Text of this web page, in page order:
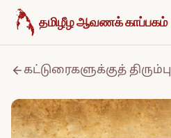
உள்ளடக்கத்திற்குச் செல்க
தமிழீழ ஆவணக் காப்பகம்
கட்டுரைகளுக்குத் திரும்பு